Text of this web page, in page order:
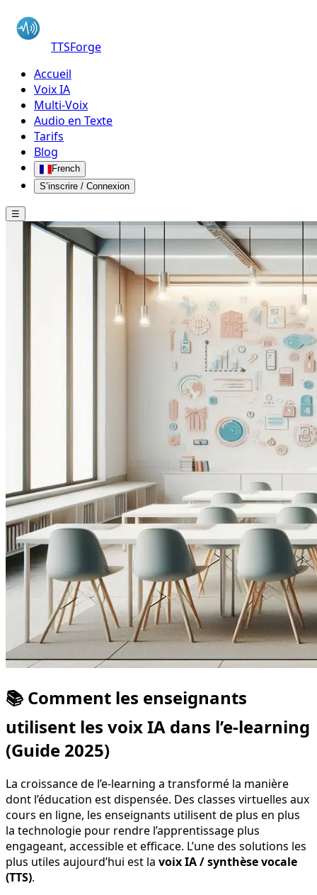
TTSForge
Accueil
Voix IA
Multi-Voix
Audio en Texte
Tarifs
Blog
French
S’inscrire / Connexion
☰
📚 Comment les enseignants
utilisent les voix IA dans l’e-learning
(Guide 2025)
La croissance de l’e-learning a transformé la manière
dont l’éducation est dispensée. Des classes virtuelles aux
cours en ligne, les enseignants utilisent de plus en plus
la technologie pour rendre l’apprentissage plus
engageant, accessible et efficace. L’une des solutions les
plus utiles aujourd’hui est la voix IA / synthèse vocale
(TTS).